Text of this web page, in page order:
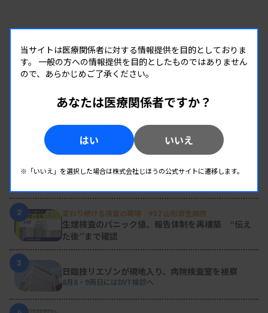
RANKING
人気の記事
新人臨床検査技師の歩き方 ［第16回］
2 変わり続ける検査の現場 #32 山形済生病院
生理検査のパニック値、報告体制を再構築 “伝え
た後”まで確認
3
日臨技リエゾンが現地入り、病院検査室を視察
8月8・9両日にはDVT検診へ
当サイトは医療関係者に対する情報提供を目的としておりま
す。 一般の方への情報提供を目的としたものではありません
ので、あらかじめご了承ください。
あなたは医療関係者ですか？
はい いいえ
※「いいえ」を選択した場合は株式会社じほうの公式サイトに遷移します。